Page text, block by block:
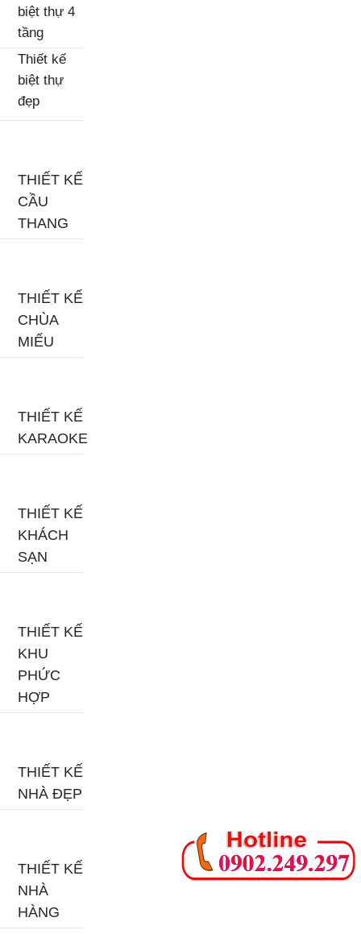
biệt thự 4
tầng
Thiết kế
biệt thự
đẹp
THIẾT KẾ
CẦU
THANG
THIẾT KẾ
CHÙA
MIẾU
THIẾT KẾ
KARAOKE
THIẾT KẾ
KHÁCH
SẠN
THIẾT KẾ
KHU
PHỨC
HỢP
THIẾT KẾ
NHÀ ĐẸP
THIẾT KẾ
NHÀ
HÀNG